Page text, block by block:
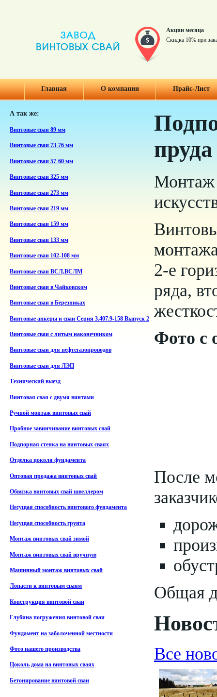
Акции месяца
Скидка 10% при
Главная О компании Прайс-Лист
А так же:
Винтовые сваи 89 мм
Винтовые сваи 73-76 мм
Винтовые сваи 57-60 мм
Винтовые сваи 325 мм
Винтовые сваи 273 мм
Винтовые сваи 219 мм
Винтовые сваи 159 мм
Винтовые сваи 133 мм
Винтовые сваи 102-108 мм
Винтовые сваи ВСЛ,ВСЛМ
Винтовые сваи в Чайковском
Винтовые сваи в Березниках
Винтовые анкеры и сваи Серия 3.407.9-158 Выпуск 2
Винтовые сваи с литым наконечником
Винтовые сваи для нефтегазопроводов
Винтовые сваи для ЛЭП
Технический выезд
Винтовая свая с двумя винтами
Ручной монтаж винтовых свай
Пробное завинчивание винтовых свай
Подпорная стенка на винтовых сваях
Отделка цоколя фундамента
Оптовая продажа винтовых свай
Обвязка винтовых свай швеллером
Несущая способность винтового фундамента
Несущая способность грунта
Монтаж винтовых свай зимой
Монтаж винтовых свай вручную
Машинный монтаж винтовых свай
Лопасти к винтовым сваям
Конструкция винтовой сваи
Глубина погружения винтовой сваи
Фундамент на заболоченной местности
Фото нашего производства
Цоколь дома на винтовых сваях
Бетонирование винтовой сваи
пруда
Монтаж
2-е
ряда,
Фото с
После
Общая
Все